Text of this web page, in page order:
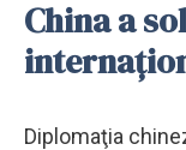
China a
Diplomaţia